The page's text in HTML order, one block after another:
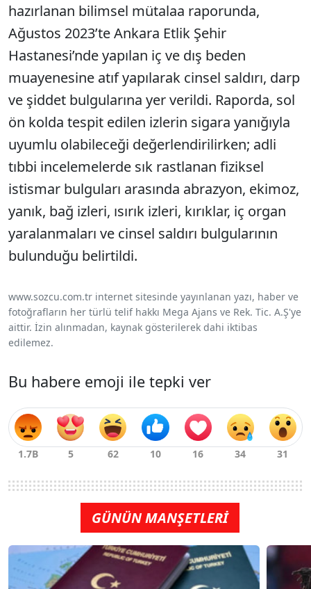
hazırlanan bilimsel mütalaa raporunda,
Ağustos 2023’te Ankara Etlik Şehir
Hastanesi’nde yapılan iç ve dış beden
muayenesine atıf yapılarak cinsel saldırı, darp
ve şiddet bulgularına yer verildi. Raporda, sol
ön kolda tespit edilen izlerin sigara yanığıyla
uyumlu olabileceği değerlendirilirken; adli
tıbbi incelemelerde sık rastlanan fiziksel
istismar bulguları arasında abrazyon, ekimoz,
yanık, bağ izleri, ısırık izleri, kırıklar, iç organ
yaralanmaları ve cinsel saldırı bulgularının
bulunduğu belirtildi.
www.sozcu.com.tr internet sitesinde yayınlanan yazı, haber ve
fotoğrafların her türlü telif hakkı Mega Ajans ve Rek. Tic. A.Ş'ye
aittir. İzin alınmadan, kaynak gösterilerek dahi iktibas
edilemez.
Bu habere emoji ile tepki ver
GÜNÜN MANŞETLERİ